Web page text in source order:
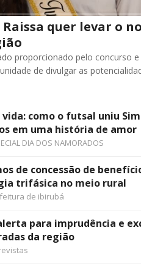
quer levar o
proporcionado pelo concurso
de divulgar as
vida: como o futsal uniu
em uma história de amor
DIA DOS NAMORADOS
de concessão de
trifásica no meio rural
de ibirubá
para imprudência e
da região